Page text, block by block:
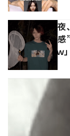
夜
感
ｗ